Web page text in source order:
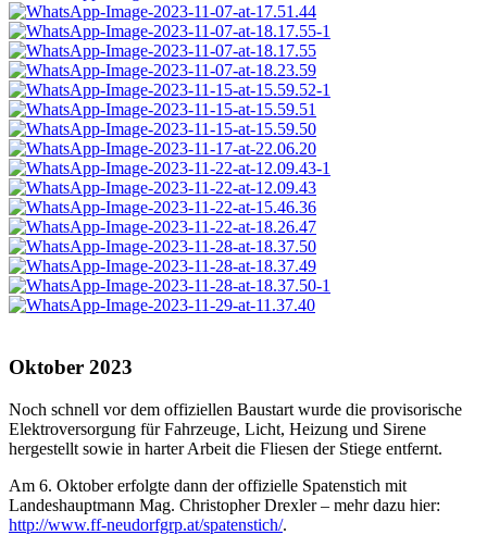
Oktober 2023
Noch schnell vor dem offiziellen Baustart wurde die provisorische
Elektroversorgung für Fahrzeuge, Licht, Heizung und Sirene
hergestellt sowie in harter Arbeit die Fliesen der Stiege entfernt.
Am 6. Oktober erfolgte dann der offizielle Spatenstich mit
Landeshauptmann Mag. Christopher Drexler – mehr dazu hier:
http://www.ff-neudorfgrp.at/spatenstich/.